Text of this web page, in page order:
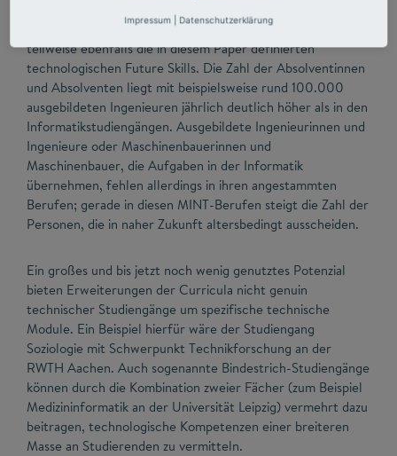
technologischen Kompetenzen zu decken. Sie vermitteln
teilweise ebenfalls die in diesem Paper definierten
technologischen Future Skills. Die Zahl der Absolventinnen
und Absolventen liegt mit beispielsweise rund 100.000
ausgebildeten Ingenieuren jährlich deutlich höher als in den
Informatikstudiengängen. Ausgebildete Ingenieurinnen und
Ingenieure oder Maschinenbauerinnen und
Maschinenbauer, die Aufgaben in der Informatik
übernehmen, fehlen allerdings in ihren angestammten
Berufen; gerade in diesen MINT-Berufen steigt die Zahl der
Personen, die in naher Zukunft altersbedingt ausscheiden.
Ein großes und bis jetzt noch wenig genutztes Potenzial
bieten Erweiterungen der Curricula nicht genuin
technischer Studiengänge um spezifische technische
Module. Ein Beispiel hierfür wäre der Studiengang
Soziologie mit Schwerpunkt Technikforschung an der
RWTH Aachen. Auch sogenannte Bindestrich-Studiengänge
können durch die Kombination zweier Fächer (zum Beispiel
Medizininformatik an der Universität Leipzig) vermehrt dazu
beitragen, technologische Kompetenzen einer breiteren
Masse an Studierenden zu vermitteln.
Impressum Datenschutzerklärung